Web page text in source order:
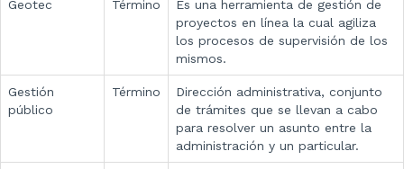
Geotec Término
Es una herramienta de gestión de
proyectos en línea la cual agiliza
los procesos de supervisión de los
mismos.​​
Gestión
público
Término
Dirección administrativa, conjunto
de trámites que se llevan a cabo
para resolver un asunto entre la
administración y un particular.